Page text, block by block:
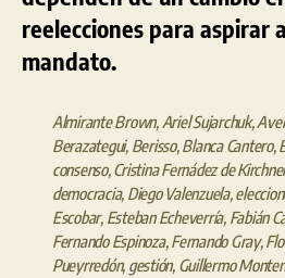
reelecciones para aspirar
mandato.
Almirante Brown, Ariel Sujarchuk,
Berazategui, Berisso,Blanca Cantero,
consenso,Cristina Fernádez de
democracia, Diego Valenzuela,
Escobar, Esteban Echeverría, Fabián
Fernando Espinoza,Fernando Gray,
Pueyrredón, gestión, Guillermo